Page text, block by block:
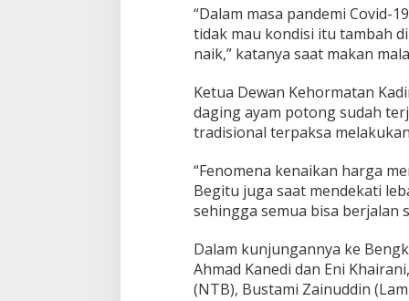
n
g
k
u
u
“Dalam masa pandemi Covid-
tidak mau kondisi itu tambah
naik,” katanya saat makan
Ketua Dewan Kehormatan
daging ayam potong sudah
tradisional terpaksa
“Fenomena kenaikan harga
Begitu juga saat mendekati
sehingga semua bisa berjalan
Dalam kunjungannya ke
Ahmad Kanedi dan Eni
(NTB), Bustami Zainuddin